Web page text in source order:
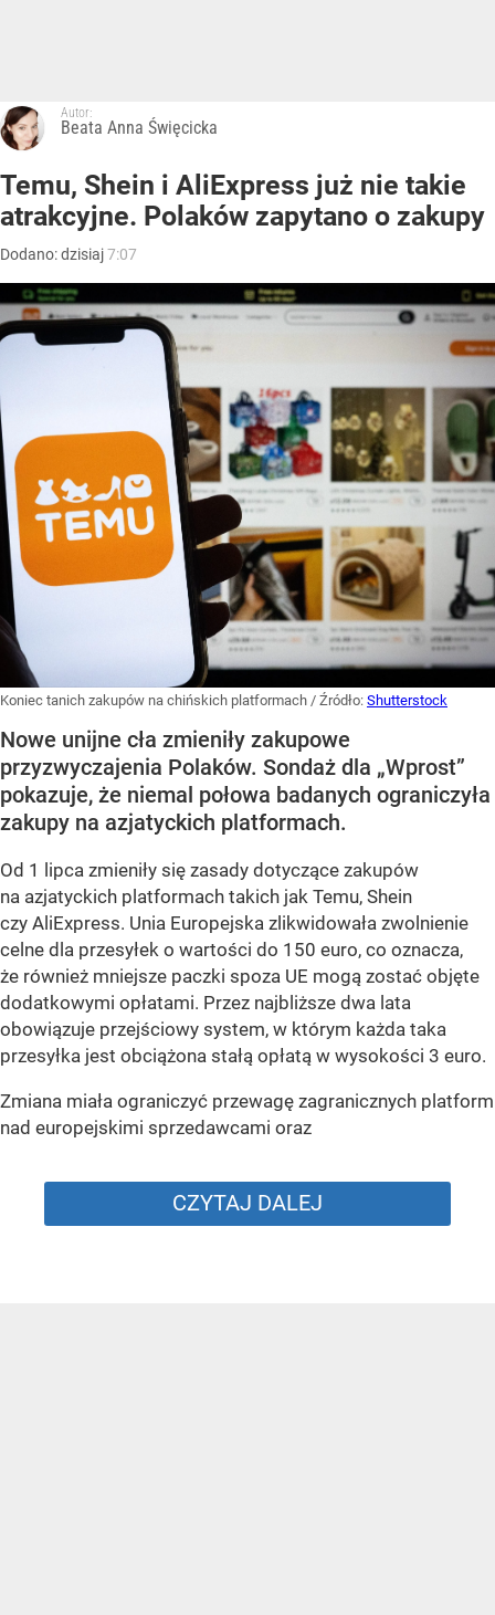
Autor:
Beata Anna Święcicka
Temu, Shein i AliExpress już nie takie
atrakcyjne. Polaków zapytano o zakupy
Dodano:dzisiaj7:07
Koniec tanich zakupów na chińskich platformach / Źródło: Shutterstock
Nowe unijne cła zmieniły zakupowe
przyzwyczajenia Polaków. Sondaż dla „Wprost”
pokazuje, że niemal połowa badanych ograniczyła
zakupy na azjatyckich platformach.
Od 1 lipca zmieniły się zasady dotyczące zakupów
na azjatyckich platformach takich jak Temu, Shein
czy AliExpress. Unia Europejska zlikwidowała zwolnienie
celne dla przesyłek o wartości do 150 euro, co oznacza,
że również mniejsze paczki spoza UE mogą zostać objęte
dodatkowymi opłatami. Przez najbliższe dwa lata
obowiązuje przejściowy system, w którym każda taka
przesyłka jest obciążona stałą opłatą w wysokości 3 euro.
Zmiana miała ograniczyć przewagę zagranicznych platform
nad europejskimi sprzedawcami oraz
CZYTAJ DALEJ